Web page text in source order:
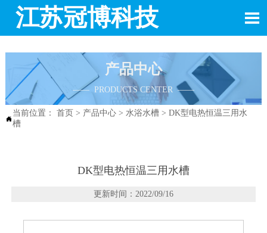
江苏冠博科技 
产品中心
—— PRODUCTS CENTER ——

当前位置： 首页 > 产品中心> 水浴水槽> DK型电热恒温三用水
槽
DK型电热恒温三用水槽
更新时间：2022/09/16